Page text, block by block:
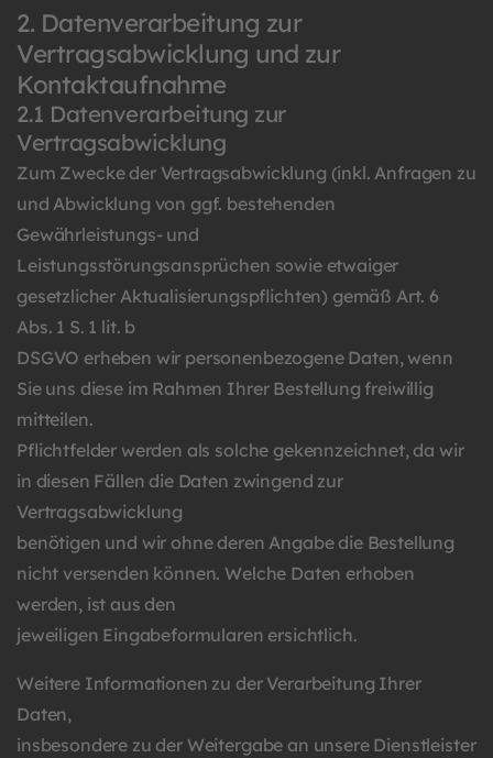
2. Datenverarbeitung zur
Vertragsabwicklung und zur
Kontaktaufnahme
2.1 Datenverarbeitung zur
Vertragsabwicklung
Zum Zwecke der Vertragsabwicklung (inkl. Anfragen zu
und Abwicklung von ggf. bestehenden
Gewährleistungs- und
Leistungsstörungsansprüchen sowie etwaiger
gesetzlicher Aktualisierungspflichten) gemäß Art. 6
Abs. 1 S. 1 lit. b
DSGVO erheben wir personenbezogene Daten, wenn
Sie uns diese im Rahmen Ihrer Bestellung freiwillig
mitteilen.
Pflichtfelder werden als solche gekennzeichnet, da wir
in diesen Fällen die Daten zwingend zur
Vertragsabwicklung
benötigen und wir ohne deren Angabe die Bestellung
nicht versenden können. Welche Daten erhoben
werden, ist aus den
jeweiligen Eingabeformularen ersichtlich.
Weitere Informationen zu der Verarbeitung Ihrer
Daten,
insbesondere zu der Weitergabe an unsere Dienstleister